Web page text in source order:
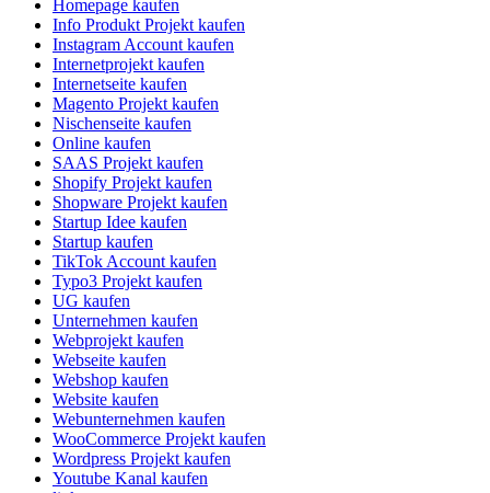
Homepage kaufen
Info Produkt Projekt kaufen
Instagram Account kaufen
Internetprojekt kaufen
Internetseite kaufen
Magento Projekt kaufen
Nischenseite kaufen
Online kaufen
SAAS Projekt kaufen
Shopify Projekt kaufen
Shopware Projekt kaufen
Startup Idee kaufen
Startup kaufen
TikTok Account kaufen
Typo3 Projekt kaufen
UG kaufen
Unternehmen kaufen
Webprojekt kaufen
Webseite kaufen
Webshop kaufen
Website kaufen
Webunternehmen kaufen
WooCommerce Projekt kaufen
Wordpress Projekt kaufen
Youtube Kanal kaufen